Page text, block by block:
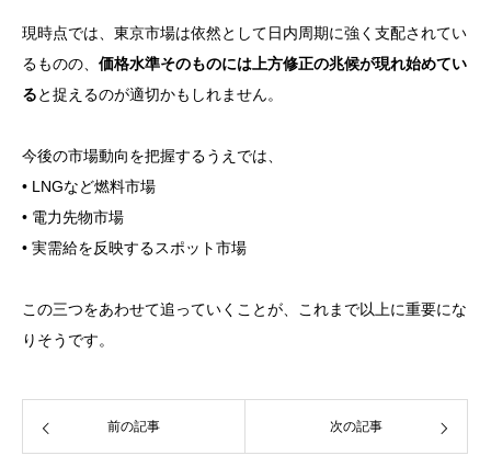
現時点では、東京市場は依然として日内周期に強く支配されてい
るものの、 価格水準そのものには上方修正の兆候が現れ始めてい
ると捉えるのが適切かもしれません。
今後の市場動向を把握するうえでは、
• LNGなど燃料市場
• 電力先物市場
• 実需給を反映するスポット市場
この三つをあわせて追っていくことが、これまで以上に重要にな
りそうです。
前の記事 次の記事